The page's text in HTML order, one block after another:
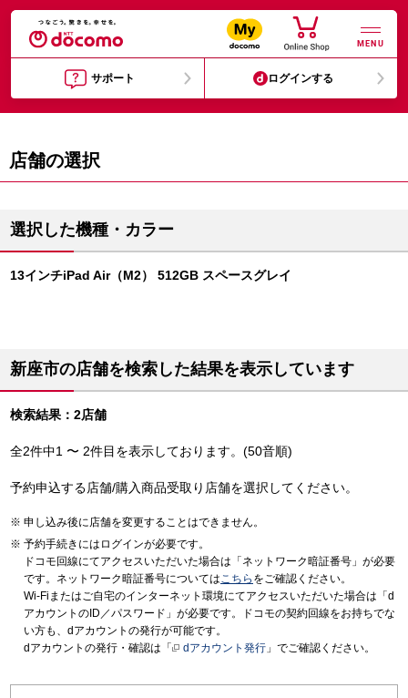
MENU
サポート ログインする
店舗の選択
選択した機種・カラー
13インチiPad Air（M2） 512GB スペースグレイ
新座市の店舗を検索した結果を表示しています
検索結果：2店舗
全2件中1 〜 2件目を表示しております。(50音順)
予約申込する店舗/購入商品受取り店舗を選択してください。
申し込み後に店舗を変更することはできません。
予約手続きにはログインが必要です。
ドコモ回線にてアクセスいただいた場合は「ネットワーク暗証番号」が必要
です。ネットワーク暗証番号についてはこちら をご確認ください。
Wi-Fiまたはご自宅のインターネット環境にてアクセスいただいた場合は「d
アカウントのID／パスワード」が必要です。ドコモの契約回線をお持ちでな
い方も、dアカウントの発行が可能です。
dアカウントの発行・確認は「
dアカウント発行 」でご確認ください。